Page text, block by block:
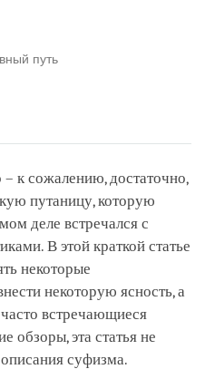
путь
к сожалению, достаточно,
путаницу, которую
деле встречался с
В этой краткой статье
некоторые
некоторую ясность, а
встречающиеся
обзоры, эта статья не
суфизма.